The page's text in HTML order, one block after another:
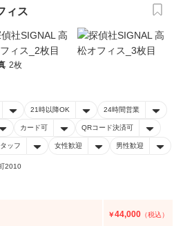
ィス
2枚
21時以降OK 24時間営業
カード可 QRコード決済可
ッフ 女性歓迎 男性歓迎
2010
￥44,000 （税込）